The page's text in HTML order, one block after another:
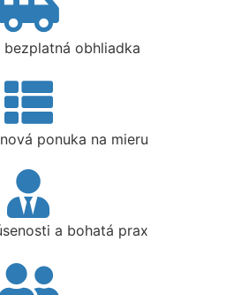
bezplatná obhliadka
ponuka na mieru
a bohatá prax